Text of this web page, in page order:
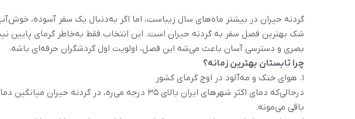
گردنه حیران در بیشتر ماه‌های سال زیباست، اما اگر به‌دنبال یک سفر آسوده،
شک بهترین فصل سفر به گردنه حیران است. این انتخاب فقط به‌خاطر گرمای پایین
بصری و دسترسی آسان باعث می‌شه این فصل، اولویت اول گردشگران حرفه‌ای باشه.
چرا تابستان بهترین زمانه؟
1. هوای خنک و مه‌آلود در اوج گرمای کشور
باقی می‌مونه.